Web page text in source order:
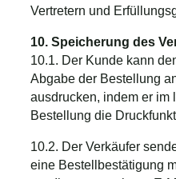
Vertretern und
10. Speicherung des
10.1. Der Kunde kann
Abgabe der Bestellung
ausdrucken, indem er im
Bestellung die
10.2. Der Verkäufer
eine Bestellbestätigung